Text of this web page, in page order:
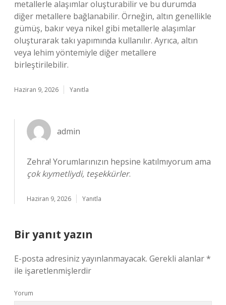
metallerle alaşımlar oluşturabilir ve bu durumda
diğer metallere bağlanabilir. Örneğin, altın genellikle
gümüş, bakır veya nikel gibi metallerle alaşımlar
oluşturarak takı yapımında kullanılır. Ayrıca, altın
veya lehim yöntemiyle diğer metallere
birleştirilebilir.
Haziran 9, 2026 Yanıtla
admin
Zehra! Yorumlarınızın hepsine katılmıyorum ama
çok kıymetliydi, teşekkürler.
Haziran 9, 2026 Yanıtla
Bir yanıt yazın
E-posta adresiniz yayınlanmayacak. Gerekli alanlar*
ile işaretlenmişlerdir
Yorum